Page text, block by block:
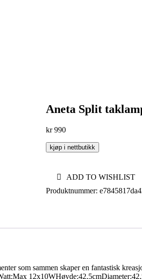
Aneta Split
kr990
kjøp i nettbutikk
ADD TO WISHLIST
Produktnummer:
som sammen skaper en fantastisk